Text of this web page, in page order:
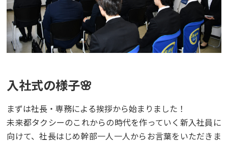
入社式の様子🌸
まずは社長・専務による挨拶から始まりました！
未来都タクシーのこれからの時代を作っていく新入社員に
向けて、社長はじめ幹部一人一人からお言葉をいただきま